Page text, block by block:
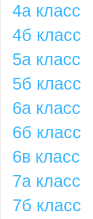
4а класс
4б класс
5а класс
5б класс
6а класс
6б класс
6в класс
7а класс
7б класс